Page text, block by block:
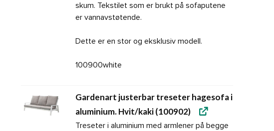
skum. Tekstilet som er brukt på sofaputene
er vannavstøtende.
Dette er en stor og eksklusiv modell.
100900white
Gardenart justerbar treseter hagesofa i
aluminium. Hvit/kaki (100902)
Treseter i aluminium med armlener på begge